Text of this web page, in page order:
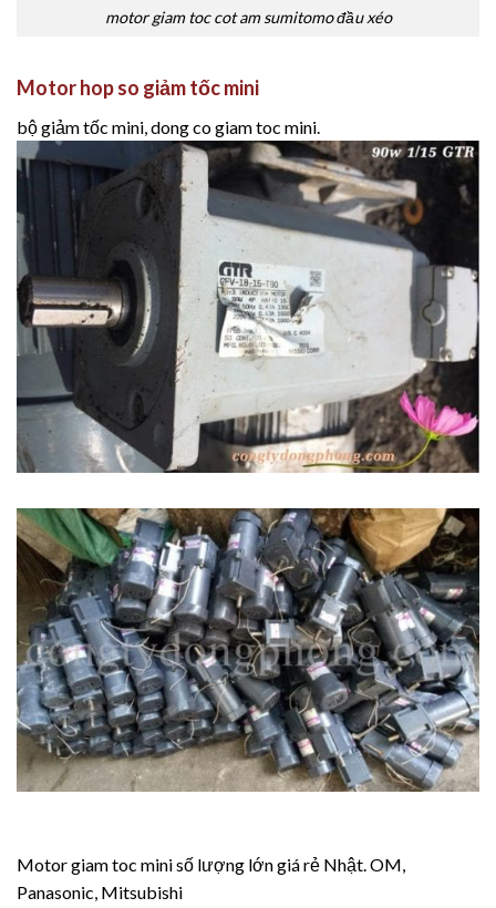
motor giam toc cot am sumitomo đầu xéo
Motor hop so giảm tốc mini
bộ giảm tốc mini, dong co giam toc mini.
Motor giam toc mini số lượng lớn giá rẻ Nhật. OM,
Panasonic, Mitsubishi